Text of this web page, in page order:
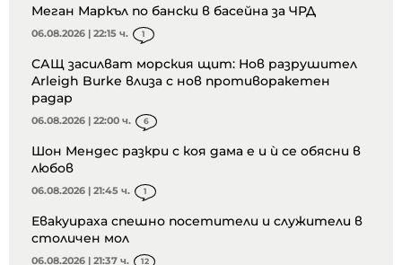
Меган Маркъл по бански в басейна за ЧРД
06.08.2026 | 22:15 ч. 1
САЩ засилват морския щит: Нов разрушител
Arleigh Burke влиза с нов противоракетен
радар
06.08.2026 | 22:00 ч. 6
Шон Мендес разкри с коя дама е и ѝ се обясни в
любов
06.08.2026 | 21:45 ч. 1
Евакуираха спешно посетители и служители в
столичен мол
06.08.2026 | 21:37 ч. 12